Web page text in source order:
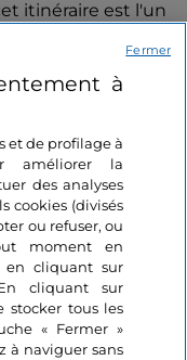
itinéraire est l'un
parc Adamello
deCaldes . Le
pour ensuite
sur gravier
. L'effort du dernier
par le
Brenta
à l'horizon.
descente se
virages immergés
vers la fin du
à
et de profilage à
améliorer la
des analyses
cookies (divisés
ou refuser, ou
moment en
en cliquant sur
cliquant sur
stocker tous les
« Fermer »
à naviguer sans
Fermer